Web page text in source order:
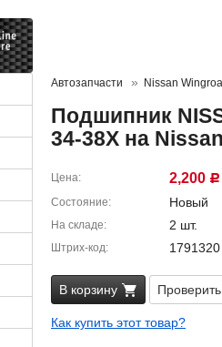
Автозапчасти Nissan
Подшипник
34-38X на
Цена 2,200 Р
Состояние Новый
На складе 2 шт.
Штрих-код 1791320
В корзину
Как купить этот товар?